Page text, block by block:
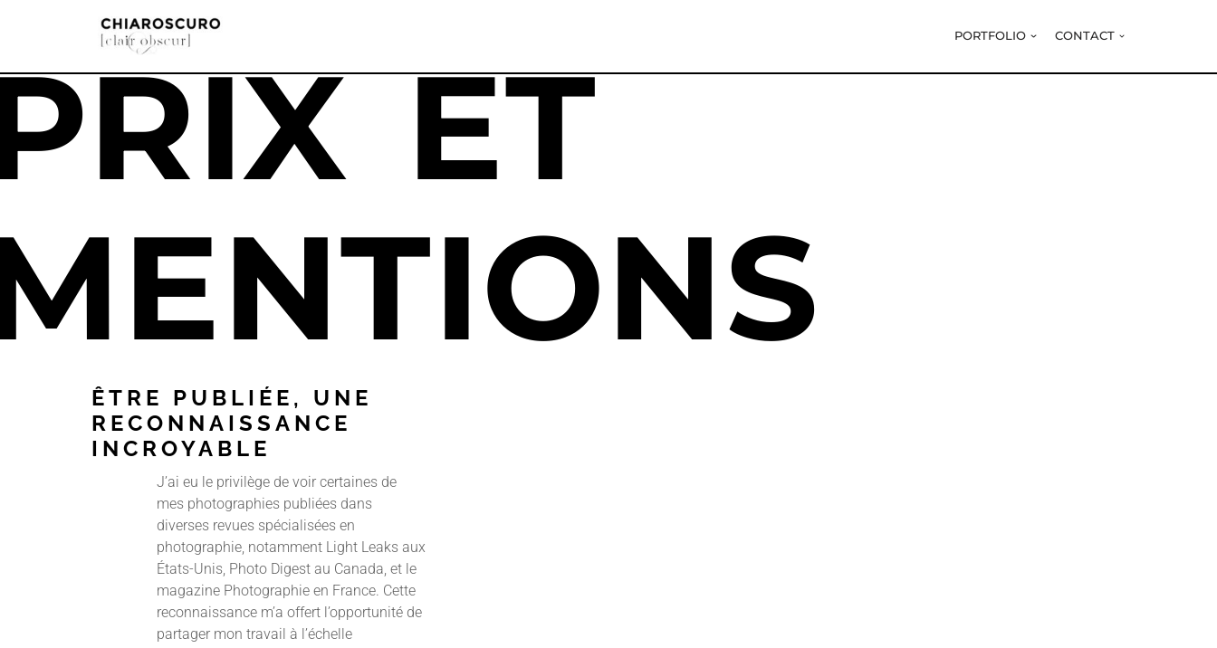
au
contenu
PORTFOLIO CONTACT
ET
ÊTRE PUBLIÉE, UNE
RECONNAISSANCE
INCROYABLE
J’ai eu le privilège de voir certaines de
mes photographies publiées dans
diverses revues spécialisées en
photographie, notamment Light Leaks aux
États-Unis, Photo Digest au Canada, et le
magazine Photographie en France. Cette
reconnaissance m’a offert l’opportunité de
partager mon travail à l’échelle